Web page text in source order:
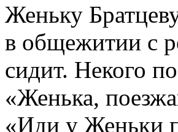
Женьку
в общежитии с
сидит. Некого
«Женька,
«Иди у Женьки